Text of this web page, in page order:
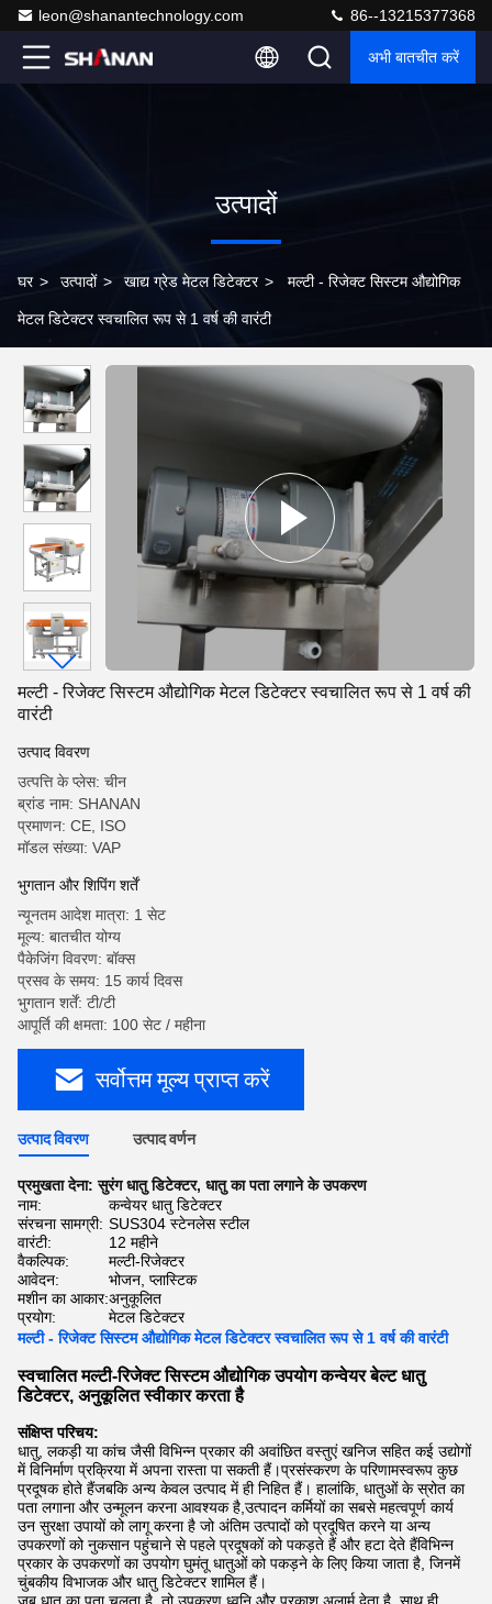
leon@shanantechnology.com 86--13215377368
अभी बातचीत करें
उत्पादों
घर > उत्पादों > खाद्य ग्रेड मेटल डिटेक्टर > मल्टी - रिजेक्ट सिस्टम औद्योगिक
मेटल डिटेक्टर स्वचालित रूप से 1 वर्ष की वारंटी
मल्टी - रिजेक्ट सिस्टम औद्योगिक मेटल डिटेक्टर स्वचालित रूप से 1 वर्ष की
वारंटी
उत्पाद विवरण
उत्पत्ति के प्लेस: चीन
ब्रांड नाम: SHANAN
प्रमाणन: CE, ISO
मॉडल संख्या: VAP
भुगतान और शिपिंग शर्तें
न्यूनतम आदेश मात्रा: 1 सेट
मूल्य: बातचीत योग्य
पैकेजिंग विवरण: बॉक्स
प्रसव के समय: 15 कार्य दिवस
भुगतान शर्तें: टी/टी
आपूर्ति की क्षमता: 100 सेट / महीना
सर्वोत्तम मूल्य प्राप्त करें
उत्पाद विवरण उत्पाद वर्णन
प्रमुखता देना:सुरंग धातु डिटेक्टर, धातु का पता लगाने के उपकरण
नाम:
कन्वेयर धातु डिटेक्टर
संरचना सामग्री: SUS304 स्टेनलेस स्टील
वारंटी:
12 महीने
वैकल्पिक:
मल्टी-रिजेक्टर
आवेदन:
भोजन, प्लास्टिक
मशीन का आकार:अनुकूलित
प्रयोग:
मेटल डिटेक्टर
मल्टी - रिजेक्ट सिस्टम औद्योगिक मेटल डिटेक्टर स्वचालित रूप से 1 वर्ष की वारंटी
स्वचालित मल्टी-रिजेक्ट सिस्टम औद्योगिक उपयोग कन्वेयर बेल्ट धातु
डिटेक्टर, अनुकूलित स्वीकार करता है
संक्षिप्त परिचय:
धातु, लकड़ी या कांच जैसी विभिन्न प्रकार की अवांछित वस्तुएं खनिज सहित कई उद्योगों
में विनिर्माण प्रक्रिया में अपना रास्ता पा सकती हैं।प्रसंस्करण के परिणामस्वरूप कुछ
प्रदूषक होते हैंजबकि अन्य केवल उत्पाद में ही निहित हैं। हालांकि, धातुओं के स्रोत का
पता लगाना और उन्मूलन करना आवश्यक है,उत्पादन कर्मियों का सबसे महत्वपूर्ण कार्य
उन सुरक्षा उपायों को लागू करना है जो अंतिम उत्पादों को प्रदूषित करने या अन्य
उपकरणों को नुकसान पहुंचाने से पहले प्रदूषकों को पकड़ते हैं और हटा देते हैंविभिन्न
प्रकार के उपकरणों का उपयोग घुमंतू धातुओं को पकड़ने के लिए किया जाता है, जिनमें
चुंबकीय विभाजक और धातु डिटेक्टर शामिल हैं।